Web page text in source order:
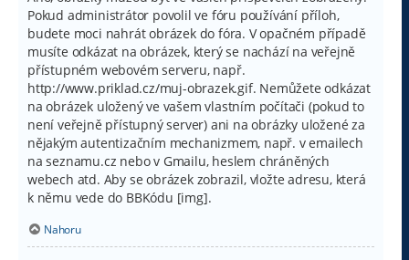
Pokud administrátor povolil ve fóru používání příloh,
budete moci nahrát obrázek do fóra. V opačném případě
musíte odkázat na obrázek, který se nachází na veřejně
přístupném webovém serveru, např.
http://www.priklad.cz/muj-obrazek.gif. Nemůžete odkázat
na obrázek uložený ve vašem vlastním počítači (pokud to
není veřejně přístupný server) ani na obrázky uložené za
nějakým autentizačním mechanizmem, např. v emailech
na seznamu.cz nebo v Gmailu, heslem chráněných
webech atd. Aby se obrázek zobrazil, vložte adresu, která
k němu vede do BBKódu [img].
Nahoru